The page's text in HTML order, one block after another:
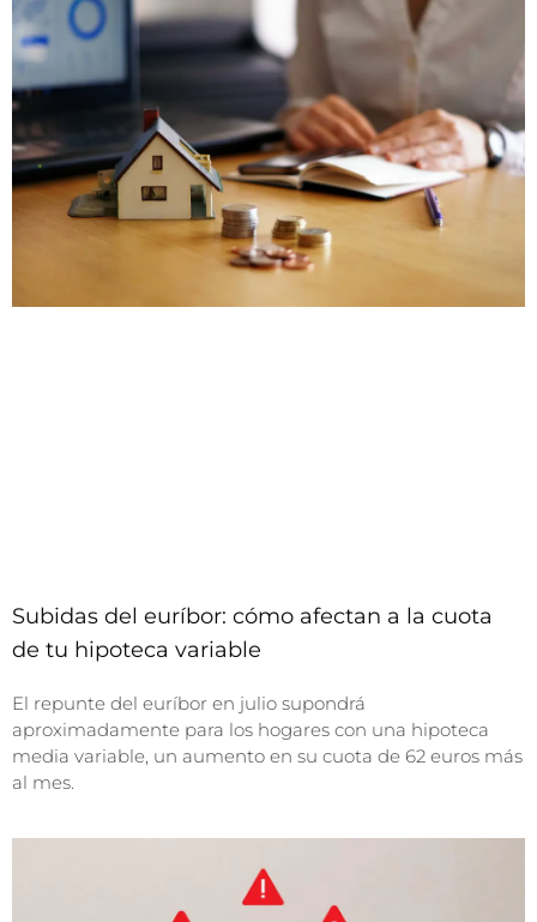
Subidas del euríbor: cómo afectan a la cuota
de tu hipoteca variable
El repunte del euríbor en julio supondrá
aproximadamente para los hogares con una hipoteca
media variable, un aumento en su cuota de 62 euros más
al mes.